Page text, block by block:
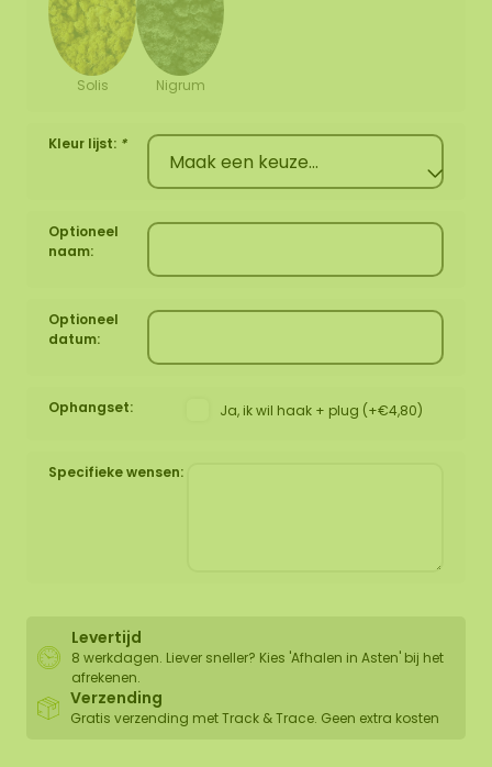
Solis Nigrum
Kleur lijst: *
Optioneel
naam:
Optioneel
datum:
Ophangset: Ja, ik wil haak + plug (+€4,80)
Specifieke wensen:
Levertijd
8 werkdagen. Liever sneller? Kies 'Afhalen in Asten' bij het
afrekenen.
Verzending
Gratis verzending met Track & Trace. Geen extra kosten